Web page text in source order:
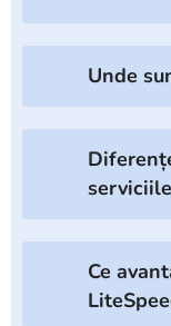
Unde
Ce